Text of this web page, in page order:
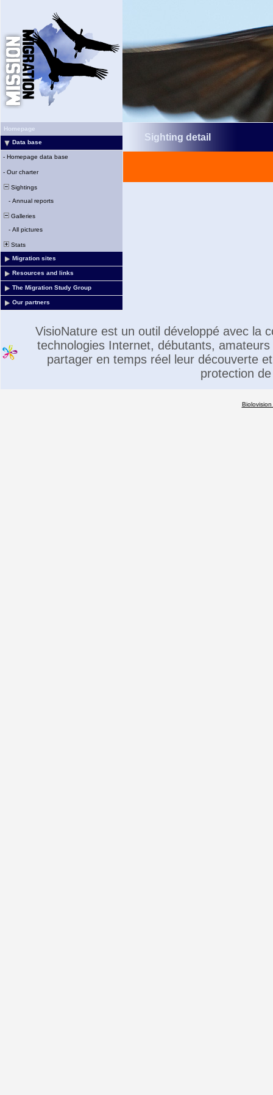
Homepage
Data base
- Homepage data base
- Our charter
Sightings
- Annual reports
Galleries
- All pictures
Stats
Migration sites
Resources and links
The Migration Study Group
Our partners
Sighting detail
VisioNature est un outil développé avec la
technologies Internet, débutants,
partager en temps réel leur découverte
protection
Biolovision